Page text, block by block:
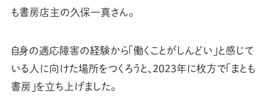
も書房店主の久保一真さん。
自身の適応障害の経験から「働くことがしんどい」と感じて
いる人に向けた場所をつくろうと、2023年に枚方で「まとも
書房」を立ち上げました。